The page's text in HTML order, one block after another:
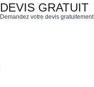
DEVIS GRATUIT
Demandez votre devis gratuitement